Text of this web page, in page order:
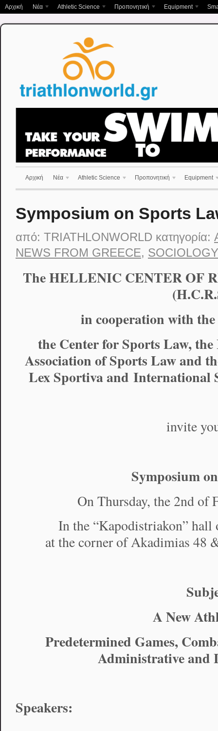
Αρχική Νέα Athletic Science Προπονητική Equipment
Αρχική Νέα Athletic Science Προπονητική Equipment
Symposium on Sports
από: TRIATHLONWORLD κατηγορία:
NEWS FROM GREECE, SOCIOLOGY
TheHELLENIC CENTER OF
in cooperation with
the Center for Sports Law,
Association of Sports Law and
Lex Sportiva and International
invite
Symposium
On Thursday, the 2nd of
In the “Kapodistriakon”
at the corner of Akadimias 48
A New
Predetermined Games,
Administrative and
Speakers: